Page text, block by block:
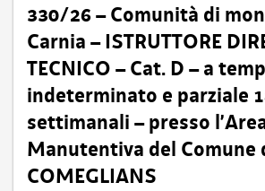
330/26 – Comunità di
Carnia – ISTRUTTORE
TECNICO – Cat. D – a
indeterminato e parziale
settimanali – presso
Manutentiva del Comune
COMEGLIANS